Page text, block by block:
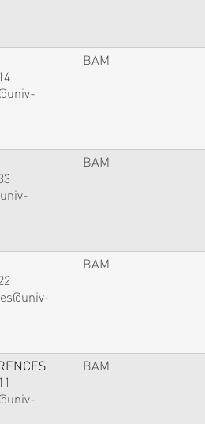
BAM
BAM
BAM
BAM